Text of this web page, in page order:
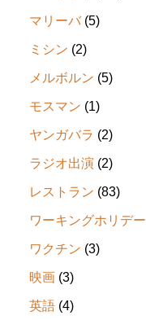
マリーバ (5)
ミシン (2)
メルボルン (5)
モスマン (1)
ヤンガバラ (2)
ラジオ出演 (2)
レストラン (83)
ワーキングホリデー
ワクチン (3)
映画 (3)
英語 (4)